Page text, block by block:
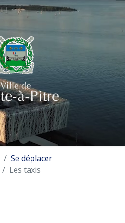
Se déplacer
Les taxis